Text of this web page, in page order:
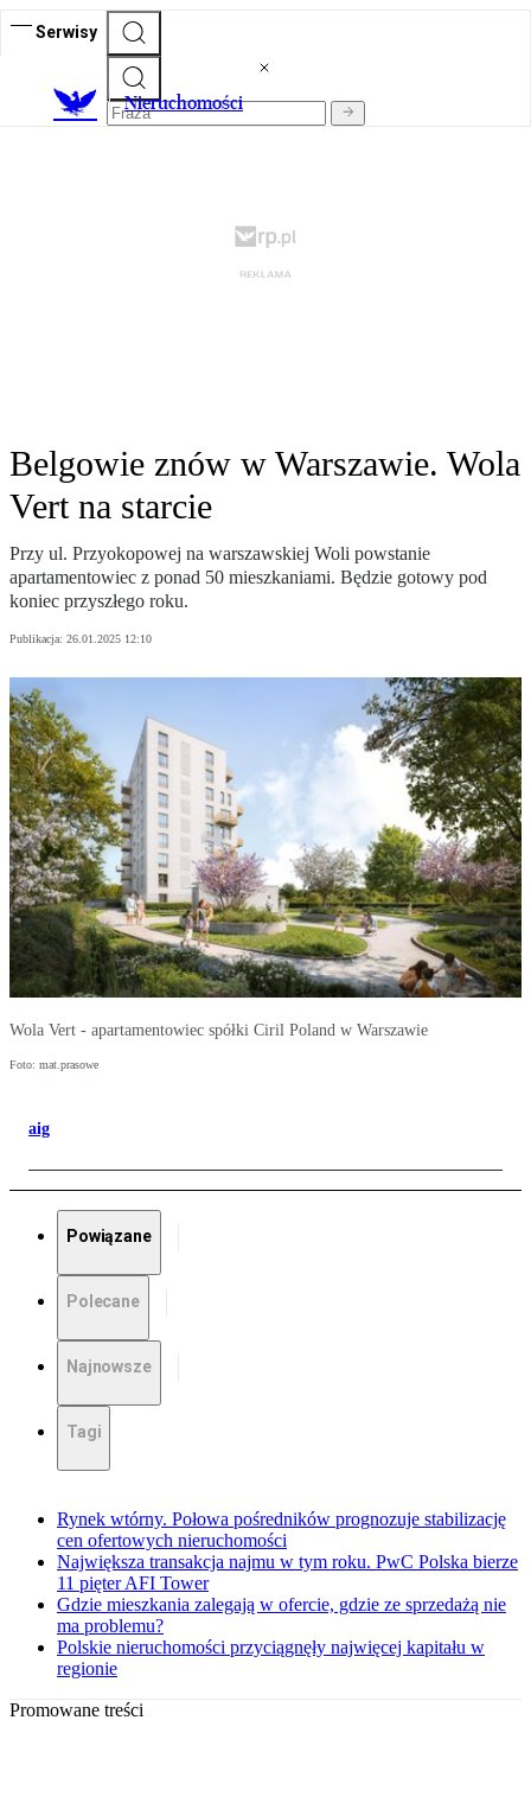
Serwisy
Nieruchomości
Belgowie znów w Warszawie. Wola
Vert na starcie
Przy ul. Przyokopowej na warszawskiej Woli powstanie
apartamentowiec z ponad 50 mieszkaniami. Będzie gotowy pod
koniec przyszłego roku.
Publikacja: 26.01.2025 12:10
Wola Vert - apartamentowiec spółki Ciril Poland w Warszawie
Foto: mat.prasowe
aig
Powiązane
Polecane
Najnowsze
Tagi
Rynek wtórny. Połowa pośredników prognozuje stabilizację
cen ofertowych nieruchomości
Największa transakcja najmu w tym roku. PwC Polska bierze
11 pięter AFI Tower
Gdzie mieszkania zalegają w ofercie, gdzie ze sprzedażą nie
ma problemu?
Polskie nieruchomości przyciągnęły najwięcej kapitału w
regionie
Promowane treści